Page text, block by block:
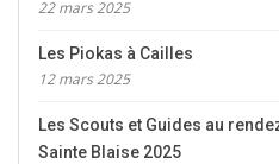
22 mars 2025
Les Piokas à Cailles
12 mars 2025
Les Scouts et Guides au
Sainte Blaise 2025